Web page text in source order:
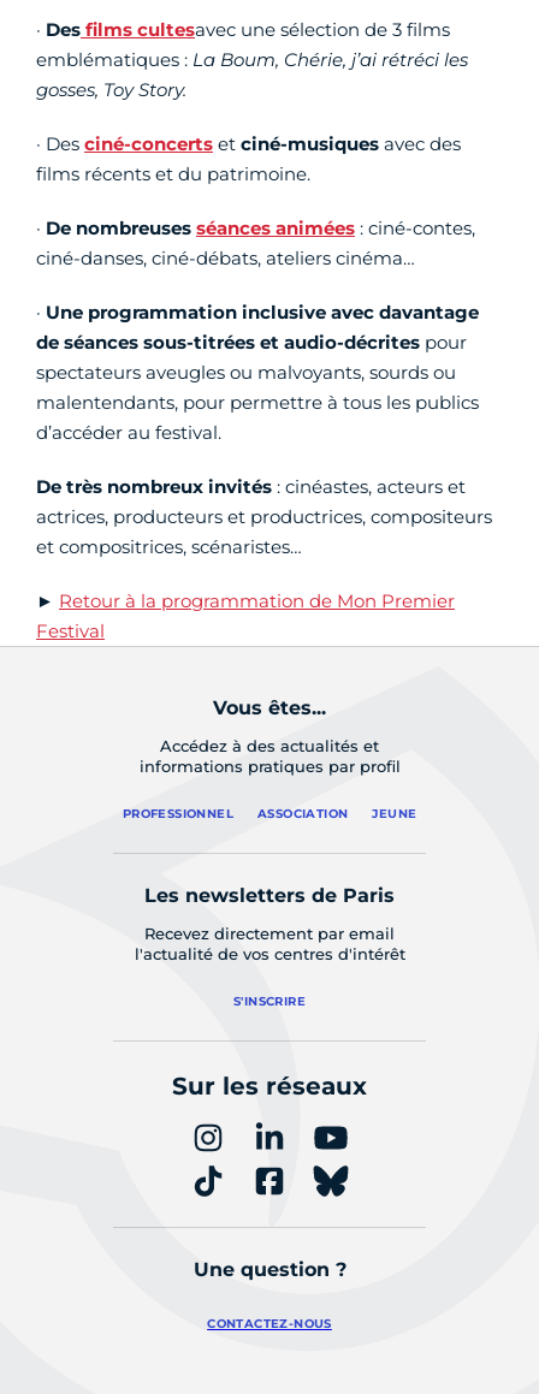
· Des films cultesavec une sélection de 3 films
emblématiques : La Boum, Chérie, j’ai rétréci les
gosses, Toy Story.
· Des ciné-concerts et ciné-musiques avec des
films récents et du patrimoine.
· De nombreuses séances animées : ciné-contes,
ciné-danses, ciné-débats, ateliers cinéma…
· Une programmation inclusive avec davantage
de séances sous-titrées et audio-décrites pour
spectateurs aveugles ou malvoyants, sourds ou
malentendants, pour permettre à tous les publics
d’accéder au festival.
De très nombreux invités : cinéastes, acteurs et
actrices, producteurs et productrices, compositeurs
et compositrices, scénaristes…
► Retour à la programmation de Mon Premier
Festival
Vous êtes...
Accédez à des actualités et
informations pratiques par profil
PROFESSIONNEL ASSOCIATION JEUNE
Les newsletters de Paris
Recevez directement par email
l'actualité de vos centres d'intérêt
S'INSCRIRE
Sur les réseaux
Une question ?
CONTACTEZ-NOUS